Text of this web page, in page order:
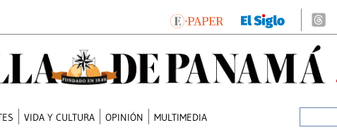
VIDA Y CULTURA OPINIÓN MULTIMEDIA